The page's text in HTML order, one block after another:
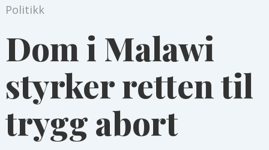
Politikk
Dom i Malawi
styrker retten til
trygg abort